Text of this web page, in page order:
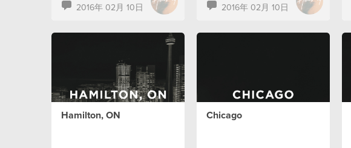
2016年 02月 10日
2016年 02月 10日
Hamilton, ON Chicago